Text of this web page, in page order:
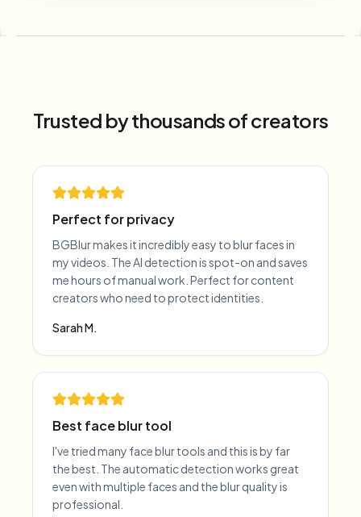
Trusted by thousands of creators
Perfect for privacy
BGBlur makes it incredibly easy to blur faces in
my videos. The AI detection is spot-on and saves
me hours of manual work. Perfect for content
creators who need to protect identities.
Sarah M.
Best face blur tool
I've tried many face blur tools and this is by far
the best. The automatic detection works great
even with multiple faces and the blur quality is
professional.